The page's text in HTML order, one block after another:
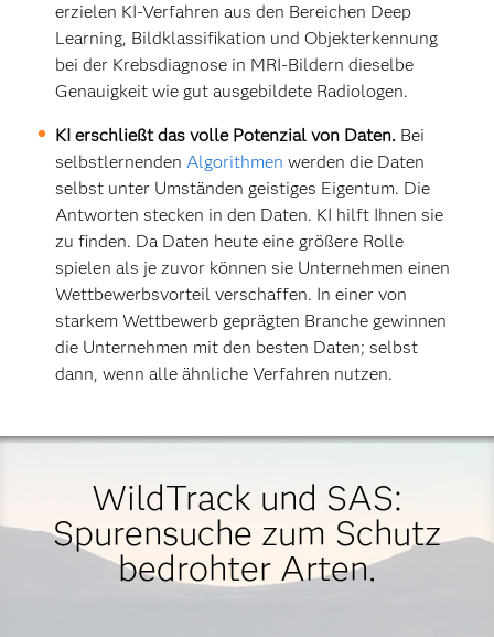
erzielen KI-Verfahren aus den Bereichen Deep
Learning, Bildklassifikation und Objekterkennung
bei der Krebsdiagnose in MRI-Bildern dieselbe
Genauigkeit wie gut ausgebildete Radiologen.
KI erschließt das volle Potenzial von Daten. Bei
selbstlernendenAlgorithmen werden die Daten
selbst unter Umständen geistiges Eigentum. Die
Antworten stecken in den Daten. KI hilft Ihnen sie
zu finden. Da Daten heute eine größere Rolle
spielen als je zuvor können sie Unternehmen einen
Wettbewerbsvorteil verschaffen. In einer von
starkem Wettbewerb geprägten Branche gewinnen
die Unternehmen mit den besten Daten; selbst
dann, wenn alle ähnliche Verfahren nutzen.
WildTrack und SAS:
Spurensuche zum Schutz
bedrohter Arten.